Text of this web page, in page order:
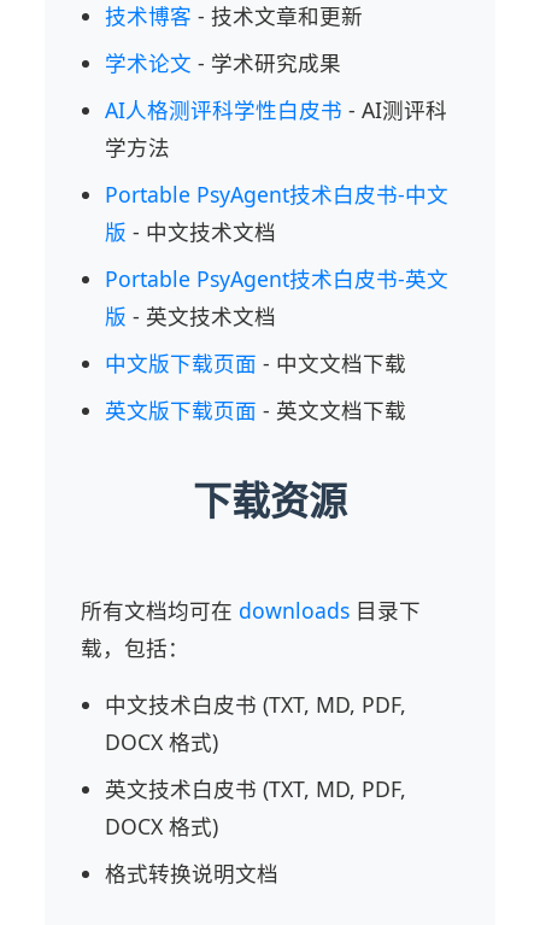
技术博客 - 技术文章和更新
学术论文 - 学术研究成果
AI人格测评科学性白皮书 - AI测评科
学方法
Portable PsyAgent技术白皮书-中文
版 - 中文技术文档
Portable PsyAgent技术白皮书-英文
版 - 英文技术文档
中文版下载页面 - 中文文档下载
英文版下载页面 - 英文文档下载
下载资源
所有文档均可在 downloads 目录下
载，包括：
中文技术白皮书 (TXT, MD, PDF,
DOCX 格式)
英文技术白皮书 (TXT, MD, PDF,
DOCX 格式)
格式转换说明文档